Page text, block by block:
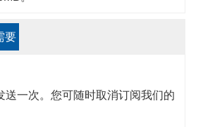
要
送一次。您可随时取消订阅我们的